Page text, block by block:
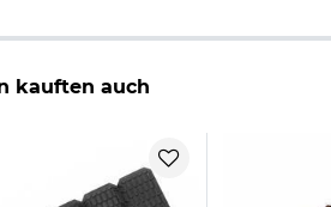
kauften auch